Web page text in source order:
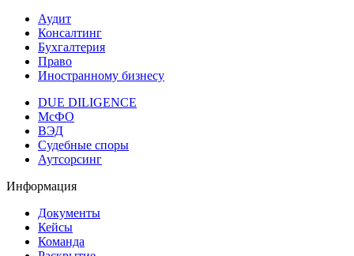
Аудит
Консалтинг
Бухгалтерия
Право
Иностранному бизнесу
DUE DILIGENCE
МсФО
ВЭД
Судебные споры
Аутсорсинг
Информация
Документы
Кейсы
Команда